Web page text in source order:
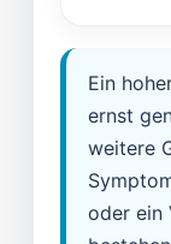
Ein
ernst
weitere
oder ein